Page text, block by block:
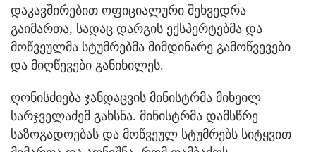
დაკავშირებით ოფიციალური შეხვედრა
გაიმართა, სადაც დარგის ექსპერტებმა და
მოწვეულმა სტუმრებმა მიმდინარე გამოწვევები
და მიღწევები განიხილეს.
ღონისძიება ჯანდაცვის მინისტრმა მიხეილ
სარჯველაძემ გახსნა. მინისტრმა დამსწრე
საზოგადოებას და მოწვეულ სტუმრებს სიტყვით